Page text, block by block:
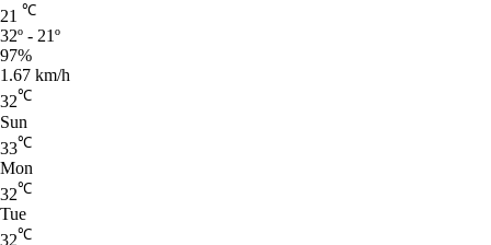
21 ℃
32º - 21º
97%
1.67 km/h
32℃
Sun
33℃
Mon
32℃
Tue
32℃